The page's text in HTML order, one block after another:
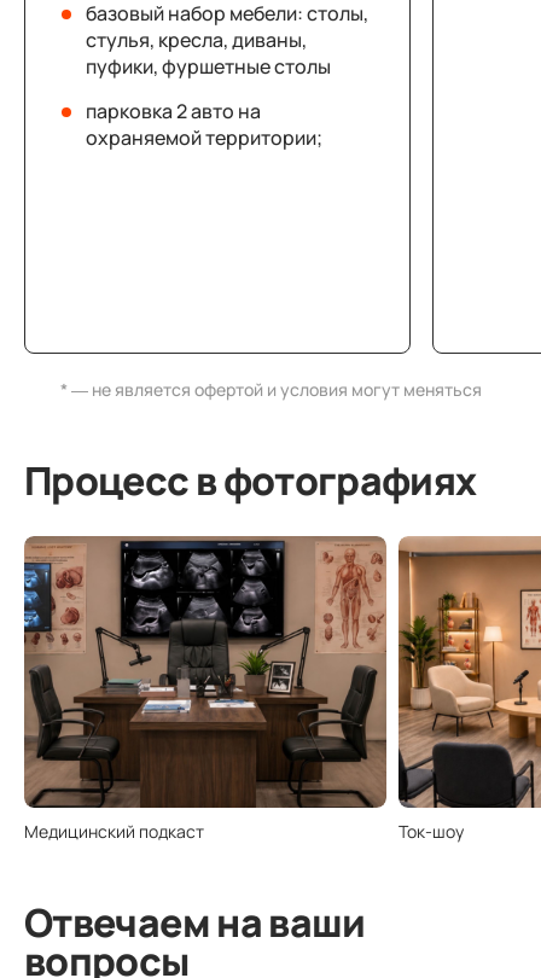
базовый набор мебели: столы,
стулья, кресла, диваны,
пуфики, фуршетные столы
парковка 2 авто на
охраняемой территории;
* — не является офертой и условия могут меняться
Процесс в фотографиях
Медицинский подкаст Ток-шоу
Отвечаем на ваши
вопросы